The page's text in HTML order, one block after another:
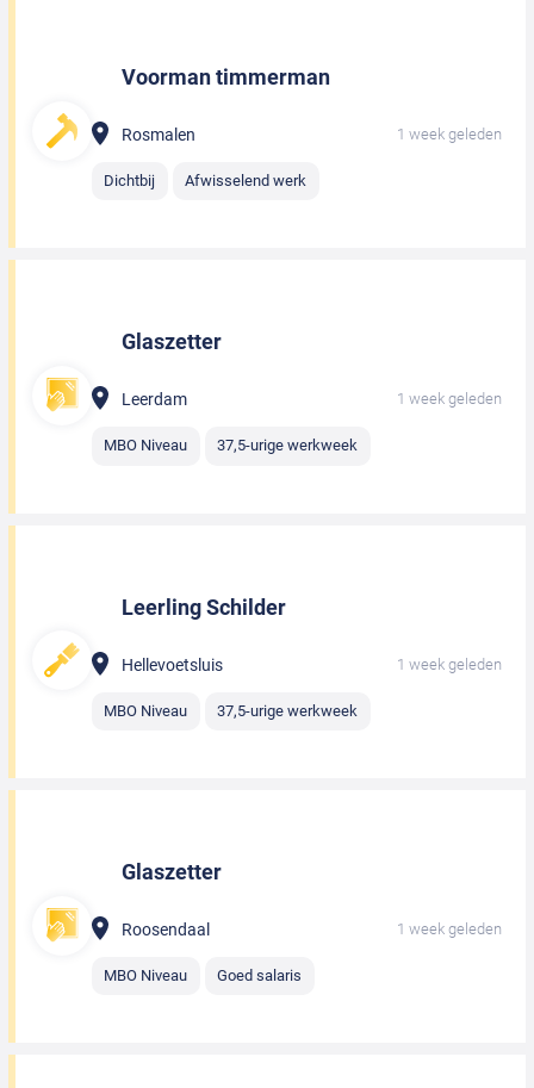
Voorman timmerman
Rosmalen 1 week geleden
Dichtbij Afwisselend werk
Glaszetter
Leerdam 1 week geleden
MBO Niveau 37,5-urige werkweek
Leerling Schilder
Hellevoetsluis 1 week geleden
MBO Niveau 37,5-urige werkweek
Glaszetter
Roosendaal 1 week geleden
MBO Niveau Goed salaris